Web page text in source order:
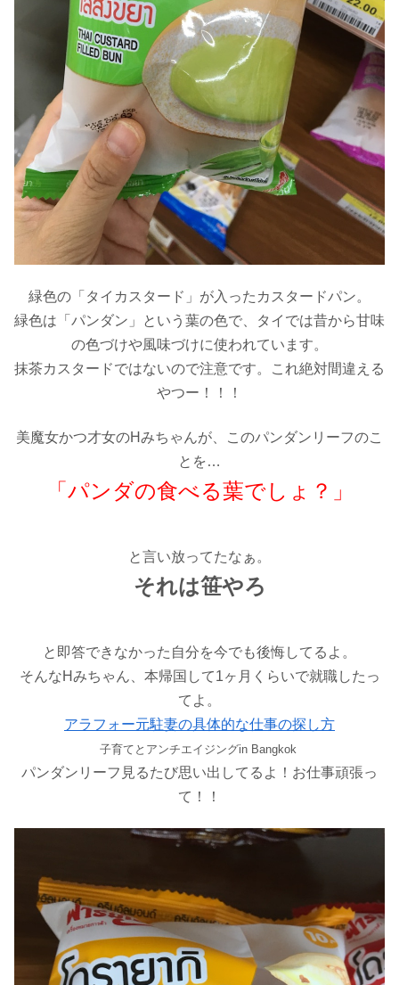
緑色の「タイカスタード」が入ったカスタードパン。
緑色は「パンダン」という葉の色で、タイでは昔から甘味
の色づけや風味づけに使われています。
抹茶カスタードではないので注意です。これ絶対間違える
やつー！！！
美魔女かつ才女のHみちゃんが、このパンダンリーフのこ
とを…
「パンダの食べる葉でしょ？」
と言い放ってたなぁ。
それは笹やろ
と即答できなかった自分を今でも後悔してるよ。
そんなHみちゃん、本帰国して1ヶ月くらいで就職したっ
てよ。
アラフォー元駐妻の具体的な仕事の探し方
子育てとアンチエイジングin Bangkok
パンダンリーフ見るたび思い出してるよ！お仕事頑張っ
て！！